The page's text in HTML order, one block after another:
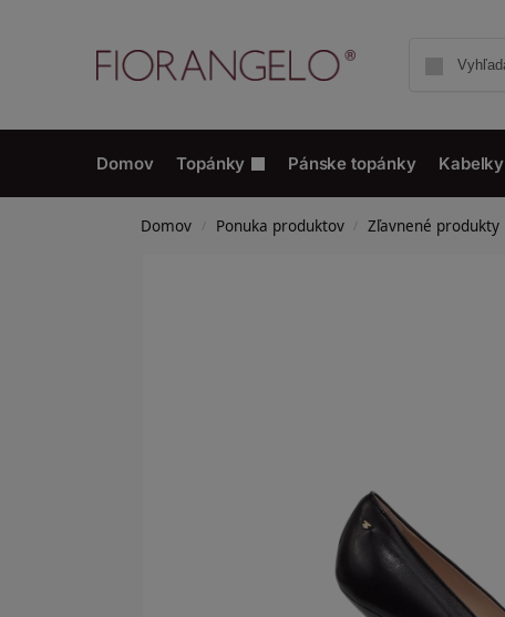
Domov Topánky Pánske topánky Kabelky
Domov / Ponuka produktov / Zľavnené produkty